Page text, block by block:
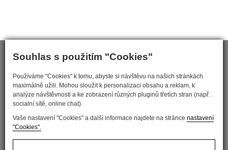
Souhlas s použitím "Cookies"
Používáme "Cookies" k tomu, abyste si návštěvu na našich stránkách
maximálně užili. Mohou sloužit k personalizaci obsahu a reklam, k
analýze návštěvnosti a ke zobrazení různých pluginů třetích stran (např.
socialní sítě, online chat).
Vaše nastavení "Cookies" a další informace najdete na stránce nastavení
"Cookies".